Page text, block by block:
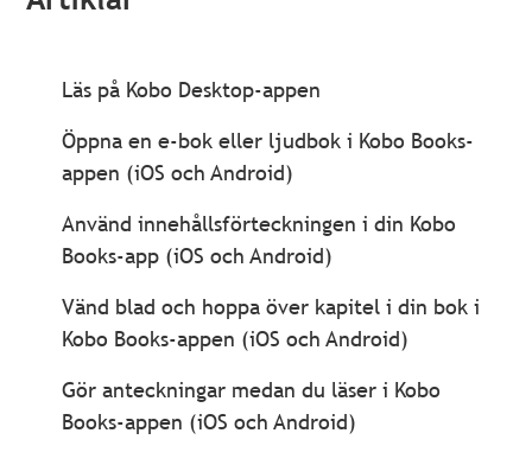
Läs på Kobo Desktop-appen
Öppna en e-bok eller ljudbok i Kobo Books-
appen (iOS och Android)
Använd innehållsförteckningen i din Kobo
Books-app (iOS och Android)
Vänd blad och hoppa över kapitel i din bok i
Kobo Books-appen (iOS och Android)
Gör anteckningar medan du läser i Kobo
Books-appen (iOS och Android)